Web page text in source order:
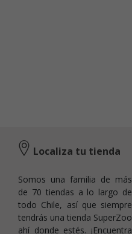
Localiza tu tienda
Somos una familia de más
de 70 tiendas a lo largo de
todo Chile, así que siempre
tendrás una tienda SuperZoo
ahí donde estés. ¡Encuentra